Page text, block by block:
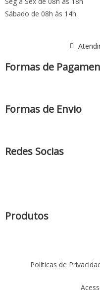
Sábado de 08h às 14h
Formas de
Formas de Envio
Redes Socias
Produtos
Políticas de